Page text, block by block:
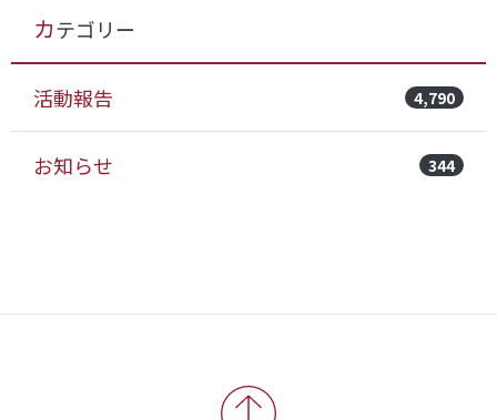
カテゴリー
活動報告 4,790
お知らせ 344